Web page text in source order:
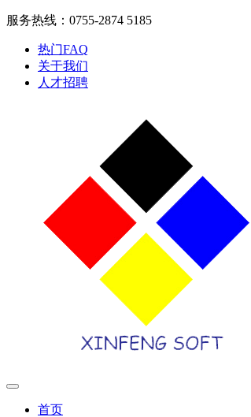
服务热线：0755-2874 5185
热门FAQ
关于我们
人才招聘
首页